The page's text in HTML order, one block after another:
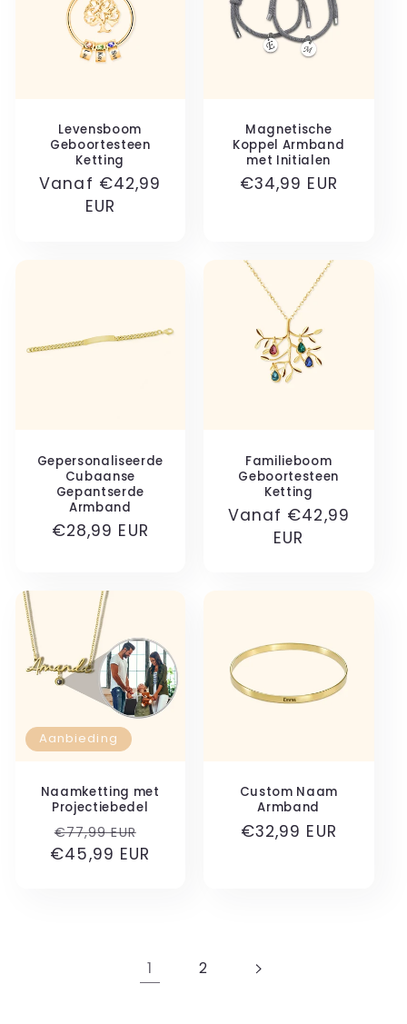
Levensboom
Geboortesteen
Ketting
Normale
Vanaf €42,99
EUR
Magnetische
Koppel Armband
met Initialen
Normale
€34,99 EUR
Gepersonaliseerde
Cubaanse
Gepantserde
Armband
Normale
€28,99 EUR
Familieboom
Geboortesteen
Ketting
Normale
Vanaf €42,99
EUR
Aanbieding
Naamketting met
Projectiebedel
Normale
prijs
€77,99 EUR
Aanbiedingsprijs
€45,99 EUR
Custom Naam
Armband
Normale
€32,99 EUR
1 2